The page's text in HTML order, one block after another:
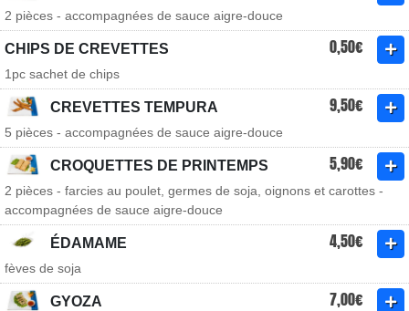
2 pièces - accompagnées de sauce aigre-douce
CHIPS DE CREVETTES 0,50€
1pc sachet de chips
CREVETTES TEMPURA 9,50€
5 pièces - accompagnées de sauce aigre-douce
CROQUETTES DE PRINTEMPS 5,90€
2 pièces - farcies au poulet, germes de soja, oignons et carottes -
accompagnées de sauce aigre-douce
ÉDAMAME 4,50€
fèves de soja
GYOZA 7,00€